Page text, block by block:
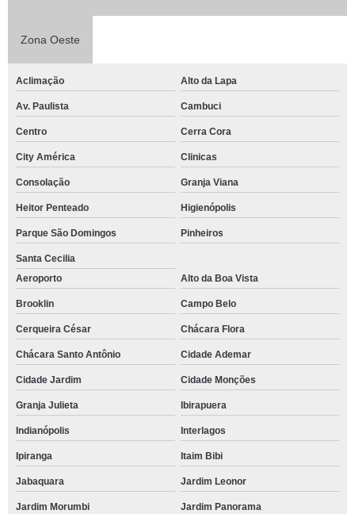
Zona Oeste
Aclimação Alto da Lapa
Av. Paulista Cambuci
Centro Cerra Cora
City América Clinicas
Consolação Granja Viana
Heitor Penteado Higienópolis
Parque São Domingos Pinheiros
Santa Cecilia
Aeroporto
Alto da Boa Vista
Brooklin Campo Belo
Cerqueira César Chácara Flora
Chácara Santo Antônio Cidade Ademar
Cidade Jardim Cidade Monções
Granja Julieta Ibirapuera
Indianópolis Interlagos
Ipiranga Itaim Bibi
Jabaquara Jardim Leonor
Jardim Morumbi Jardim Panorama